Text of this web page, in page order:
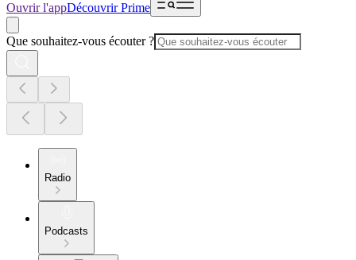
Ouvrir l'appDécouvrir Prime
Que souhaitez-vous écouter ?
Radio
Podcasts